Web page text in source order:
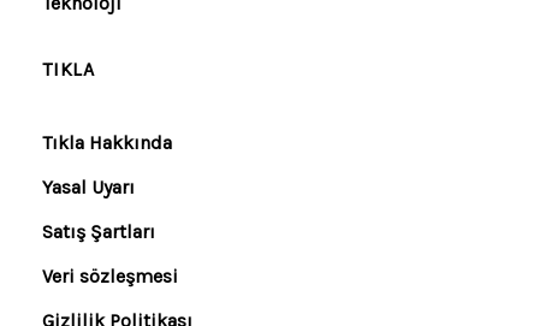
TIKLA
Tıkla Hakkında
Yasal Uyarı
Satış Şartları
Veri sözleşmesi
Gizlilik Politikası